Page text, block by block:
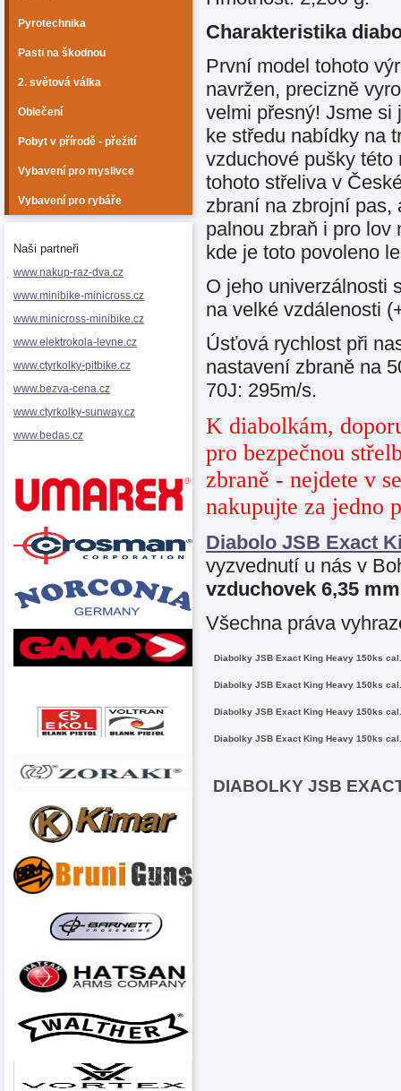
Pyrotechnika
Pasti na škodnou
2. světová válka
Oblečení
Pobyt v přírodě - přežití
Vybavení pro myslivce
Vybavení pro rybáře
Naši partneři
www.nakup-raz-dva.cz
www.minibike-minicross.cz
www.minicross-minibike.cz
www.elektrokola-levne.cz
www.ctyrkolky-pitbike.cz
www.bezva-cena.cz
www.ctyrkolky-sunway.cz
www.bedas.cz
Charakteristika
První model tohoto
navržen, precizně
velmi přesný! Jsme si
ke středu nabídky na
vzduchové pušky
tohoto střeliva v
zbraní na zbrojní pas,
palnou zbraň i pro
kde je toto povoleno
O jeho univerzálnosti
na velké vzdálenosti
Úsťová rychlost při
nastavení zbraně na
70J: 295m/s.
K diabolkám,
pro bezpečnou
zbraně - nejdete v
nakupujte za jedno
Diabolo JSB Exact
vyzvednutí u nás v
vzduchovek 6,35
Všechna práva
Diabolky JSB Exact King Heavy 150ks
Diabolky JSB Exact King Heavy 150ks
Diabolky JSB Exact King Heavy 150ks
Diabolky JSB Exact King Heavy 150ks
DIABOLKY JSB